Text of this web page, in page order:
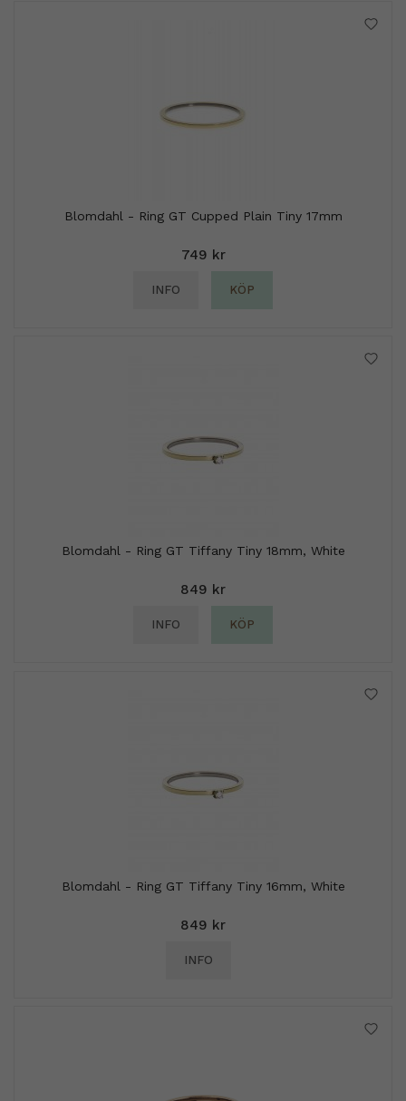
Blomdahl - Ring GT Cupped Plain Tiny 17mm
749 kr
INFO KÖP
Blomdahl - Ring GT Tiffany Tiny 18mm, White
849 kr
INFO KÖP
Blomdahl - Ring GT Tiffany Tiny 16mm, White
849 kr
INFO